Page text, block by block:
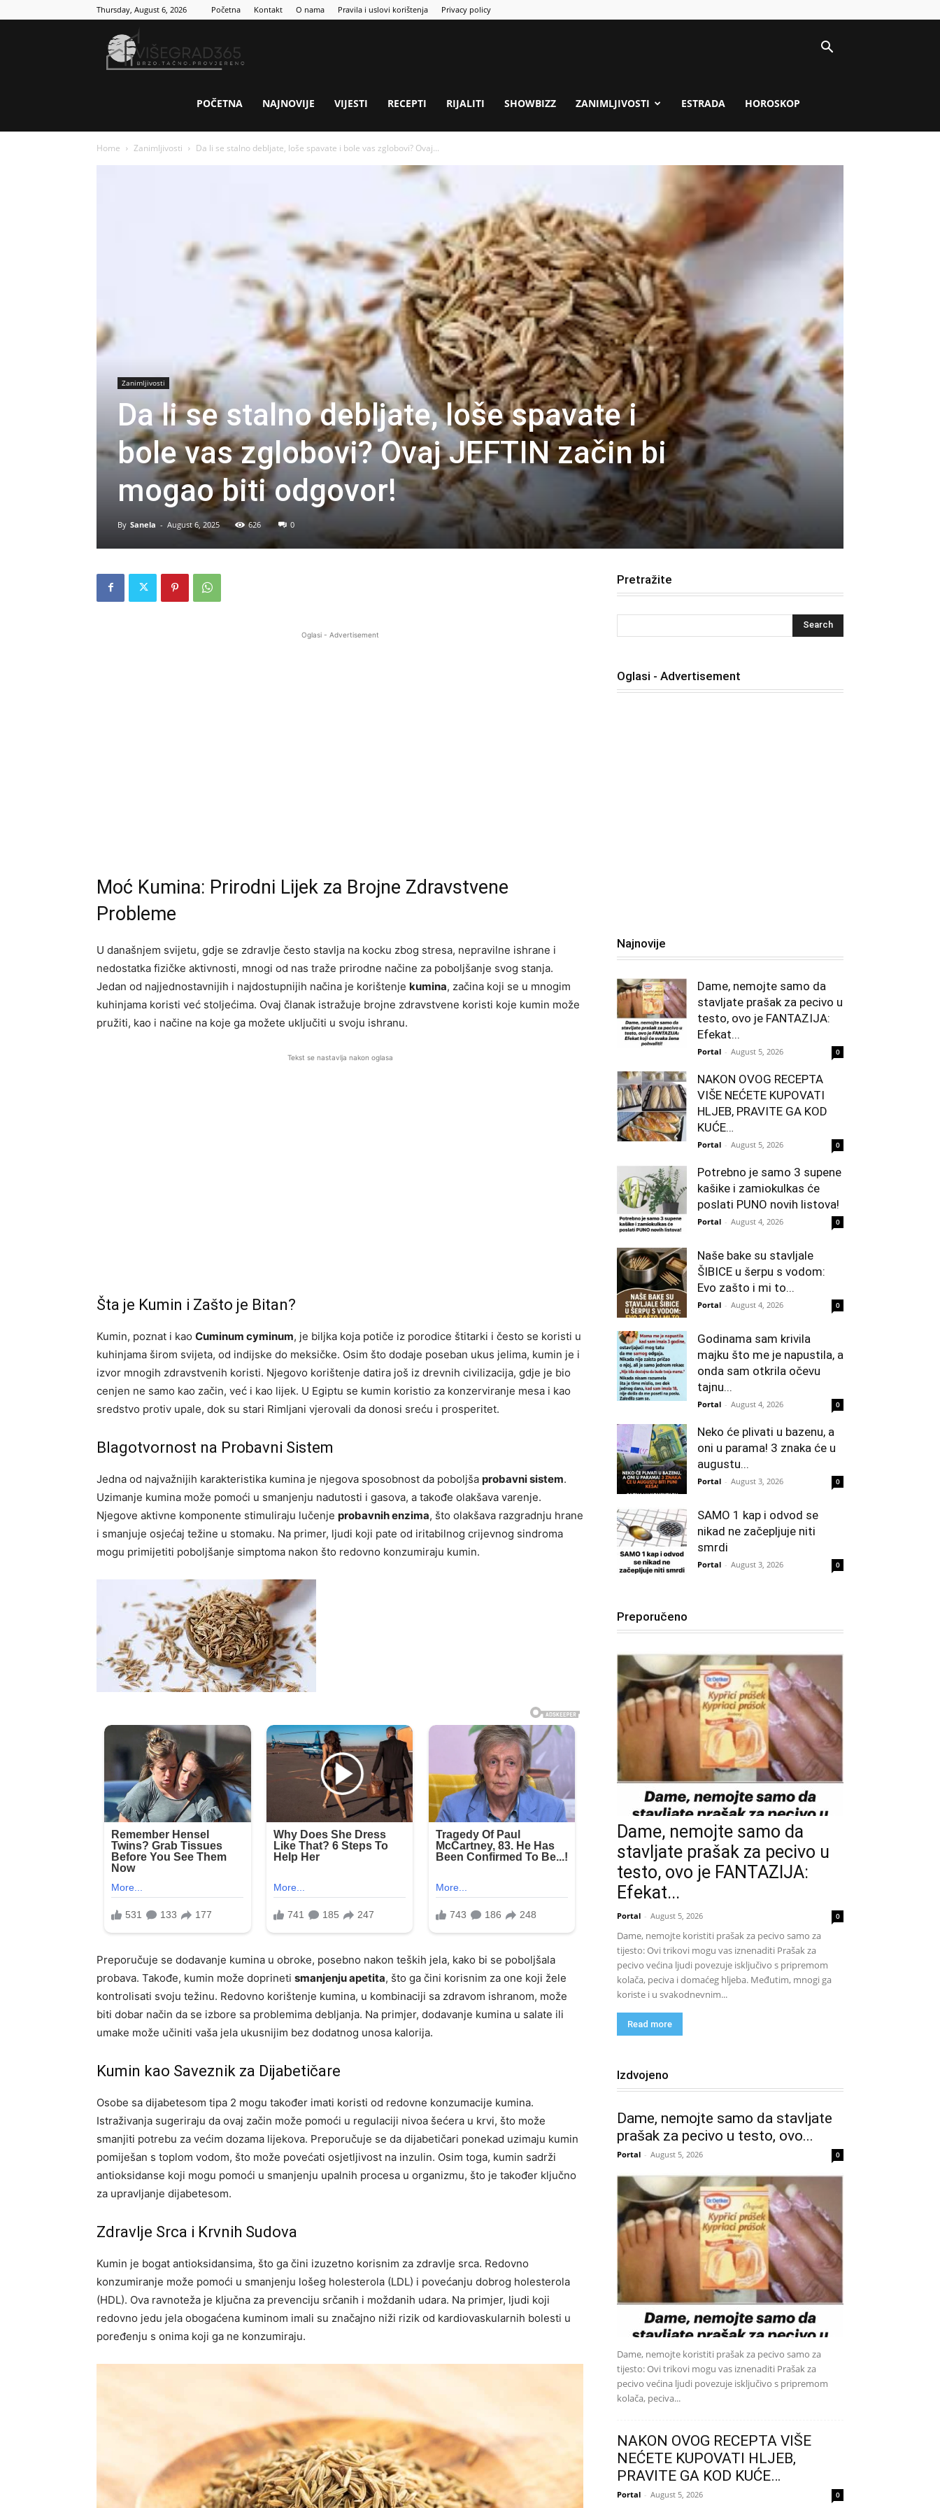
Thursday, August 6, 2026 Početna Kontakt O nama Pravila i uslovi korištenja Privacy policy
365
POČETNA NAJNOVIJE VIJESTI RECEPTI RIJALITI SHOWBIZZ ZANIMLJIVOSTI ESTRADA HOROSKOP
Home Zanimljivosti Da li se stalno debljate, loše spavate i bole vas zglobovi? Ovaj...
Zanimljivosti
Da li se stalno debljate, loše spavate i
bole vas zglobovi? Ovaj JEFTIN začin bi
mogao biti odgovor!
By Sanela - August 6, 2025 626 0
Oglasi - Advertisement
Moć Kumina: Prirodni Lijek za Brojne Zdravstvene
Probleme
U današnjem svijetu, gdje se zdravlje često stavlja na kocku zbog stresa, nepravilne ishrane i
nedostatka fizičke aktivnosti, mnogi od nas traže prirodne načine za poboljšanje svog stanja.
Jedan od najjednostavnijih i najdostupnijih načina je korištenje kumina, začina koji se u mnogim
kuhinjama koristi već stoljećima. Ovaj članak istražuje brojne zdravstvene koristi koje kumin može
pružiti, kao i načine na koje ga možete uključiti u svoju ishranu.
Tekst se nastavlja nakon oglasa
Šta je Kumin i Zašto je Bitan?
Kumin, poznat i kao Cuminum cyminum, je biljka koja potiče iz porodice štitarki i često se koristi u
kuhinjama širom svijeta, od indijske do meksičke. Osim što dodaje poseban ukus jelima, kumin je i
izvor mnogih zdravstvenih koristi. Njegovo korištenje datira još iz drevnih civilizacija, gdje je bio
cenjen ne samo kao začin, već i kao lijek. U Egiptu se kumin koristio za konzerviranje mesa i kao
sredstvo protiv upale, dok su stari Rimljani vjerovali da donosi sreću i prosperitet.
Blagotvornost na Probavni Sistem
Jedna od najvažnijih karakteristika kumina je njegova sposobnost da poboljša probavni sistem.
Uzimanje kumina može pomoći u smanjenju nadutosti i gasova, a takođe olakšava varenje.
Njegove aktivne komponente stimuliraju lučenje probavnih enzima, što olakšava razgradnju hrane
i smanjuje osjećaj težine u stomaku. Na primer, ljudi koji pate od iritabilnog crijevnog sindroma
mogu primijetiti poboljšanje simptoma nakon što redovno konzumiraju kumin.
Preporučuje se dodavanje kumina u obroke, posebno nakon teških jela, kako bi se poboljšala
probava. Takođe, kumin može doprineti smanjenju apetita, što ga čini korisnim za one koji žele
kontrolisati svoju težinu. Redovno korištenje kumina, u kombinaciji sa zdravom ishranom, može
biti dobar način da se izbore sa problemima debljanja. Na primjer, dodavanje kumina u salate ili
umake može učiniti vaša jela ukusnijim bez dodatnog unosa kalorija.
Kumin kao Saveznik za Dijabetičare
Osobe sa dijabetesom tipa 2 mogu također imati koristi od redovne konzumacije kumina.
Istraživanja sugeriraju da ovaj začin može pomoći u regulaciji nivoa šećera u krvi, što može
smanjiti potrebu za većim dozama lijekova. Preporučuje se da dijabetičari ponekad uzimaju kumin
pomiješan s toplom vodom, što može povećati osjetljivost na inzulin. Osim toga, kumin sadrži
antioksidanse koji mogu pomoći u smanjenju upalnih procesa u organizmu, što je također ključno
za upravljanje dijabetesom.
Zdravlje Srca i Krvnih Sudova
Kumin je bogat antioksidansima, što ga čini izuzetno korisnim za zdravlje srca. Redovno
konzumiranje može pomoći u smanjenju lošeg holesterola (LDL) i povećanju dobrog holesterola
(HDL). Ova ravnoteža je ključna za prevenciju srčanih i moždanih udara. Na primjer, ljudi koji
redovno jedu jela obogaćena kuminom imali su značajno niži rizik od kardiovaskularnih bolesti u
poređenju s onima koji ga ne konzumiraju.
Pretražite
Oglasi - Advertisement
Najnovije
Dame, nemojte samo da
stavljate prašak za pecivo u
testo, ovo je FANTAZIJA:
Efekat...
Portal - August 5, 2026 0
NAKON OVOG RECEPTA
VIŠE NEĆETE KUPOVATI
HLJEB, PRAVITE GA KOD
KUĆE…
Portal - August 5, 2026 0
Potrebno je samo 3 supene
kašike i zamiokulkas će
poslati PUNO novih listova!
Portal - August 4, 2026 0
Naše bake su stavljale
ŠIBICE u šerpu s vodom:
Evo zašto i mi to...
Portal - August 4, 2026 0
Godinama sam krivila
majku što me je napustila, a
onda sam otkrila očevu
tajnu...
Portal - August 4, 2026 0
Neko će plivati u bazenu, a
oni u parama! 3 znaka će u
augustu...
Portal - August 3, 2026 0
SAMO 1 kap i odvod se
nikad ne začepljuje niti
smrdi
Portal - August 3, 2026 0
Preporučeno
Dame, nemojte samo da
stavljate prašak za pecivo u
testo, ovo je FANTAZIJA:
Efekat...
Portal - August 5, 2026 0
Dame, nemojte koristiti prašak za pecivo samo za
tijesto: Ovi trikovi mogu vas iznenaditi Prašak za
pecivo većina ljudi povezuje isključivo s pripremom
kolača, peciva i domaćeg hljeba. Međutim, mnogi ga
koriste i u svakodnevnim...
Read more
Izdvojeno
Dame, nemojte samo da stavljate
prašak za pecivo u testo, ovo...
Portal - August 5, 2026 0
Dame, nemojte koristiti prašak za pecivo samo za
tijesto: Ovi trikovi mogu vas iznenaditi Prašak za
pecivo većina ljudi povezuje isključivo s pripremom
kolača, peciva...
NAKON OVOG RECEPTA VIŠE
NEĆETE KUPOVATI HLJEB,
PRAVITE GA KOD KUĆE…
Portal - August 5, 2026 0